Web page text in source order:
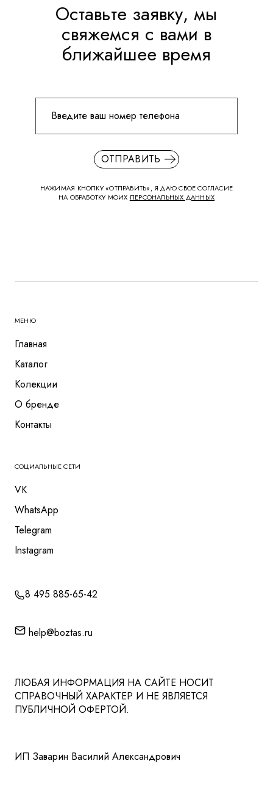
Оставьте заявку, мы
свяжемся с вами в
ближайшее время
ОТПРАВИТЬ
НАЖИМАЯ КНОПКУ «ОТПРАВИТЬ», Я ДАЮ СВОЕ СОГЛАСИЕ
НА ОБРАБОТКУ МОИХ ПЕРСОНАЛЬНЫХ ДАННЫХ
МЕНЮ
Главная
Каталог
Колекции
О бренде
Контакты
СОЦИАЛЬНЫЕ СЕТИ
VK
WhatsApp
Telegram
Instagram
8 495 885-65-42
help@boztas.ru
ЛЮБАЯ ИНФОРМАЦИЯ НА САЙТЕ НОСИТ
СПРАВОЧНЫЙ ХАРАКТЕР И НЕ ЯВЛЯЕТСЯ
ПУБЛИЧНОЙ ОФЕРТОЙ.
ИП Заварин Василий Александрович